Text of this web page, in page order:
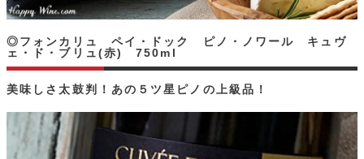
美味しさ太鼓判！あの５ツ星ピノの上級品！
◎フォンカリュ ペイ・ドック ピノ・ノワール キュヴ
ェ・ド・ブリュ(赤) 750ml